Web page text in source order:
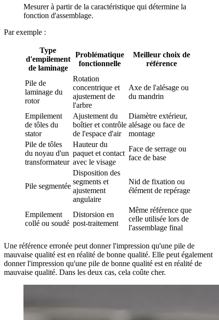
Mesurer à partir de la caractéristique qui détermine la
fonction d'assemblage.
Par exemple :
Type
d'empilement
de laminage
Problématique
fonctionnelle
Meilleur choix de
référence
Pile de
laminage du
rotor
Rotation
concentrique et
ajustement de
l'arbre
Axe de l'alésage ou
du mandrin
Empilement
de tôles du
stator
Ajustement du
boîtier et contrôle
de l'espace d'air
Diamètre extérieur,
alésage ou face de
montage
Pile de tôles
du noyau d'un
transformateur
Hauteur du
paquet et contact
avec le visage
Face de serrage ou
face de base
Pile segmentée
Disposition des
segments et
ajustement
angulaire
Nid de fixation ou
élément de repérage
Empilement
collé ou soudé
Distorsion en
post-traitement
Même référence que
celle utilisée lors de
l'assemblage final
Une référence erronée peut donner l'impression qu'une pile de
mauvaise qualité est en réalité de bonne qualité. Elle peut également
donner l'impression qu'une pile de bonne qualité est en réalité de
mauvaise qualité. Dans les deux cas, cela coûte cher.